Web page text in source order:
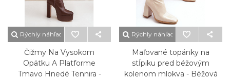
Rýchly náhľad
Čižmy Na Vysokom
Opätku A Platforme
Tmavo Hnedé Tennira -
Rýchly náhľad
Maľované topánky na
stĺpiku pred béžovým
kolenom mlokva - Béžová